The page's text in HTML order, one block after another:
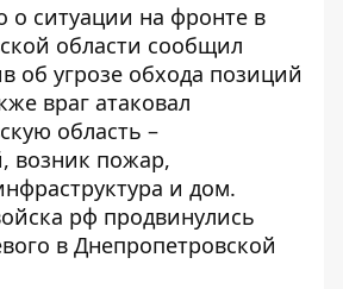
о ситуации на фронте в
области сообщил
об угрозе обхода позиций
враг атаковал
область –
возник пожар,
и дом.
рф продвинулись
в Днепропетровской